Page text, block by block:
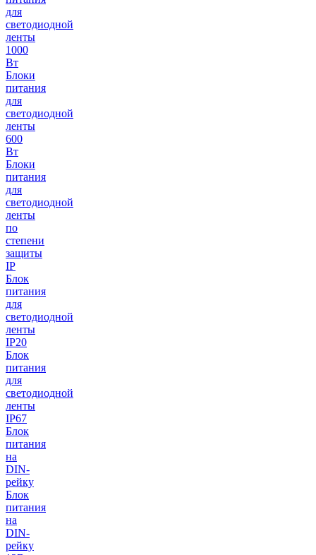
для
светодиодной
ленты
1000
Вт
Блоки
питания
для
светодиодной
ленты
600
Вт
Блоки
питания
для
светодиодной
ленты
по
степени
защиты
IP
Блок
питания
для
светодиодной
ленты
IP20
Блок
питания
для
светодиодной
ленты
IP67
Блок
питания
на
DIN-
рейку
Блок
питания
на
DIN-
рейку